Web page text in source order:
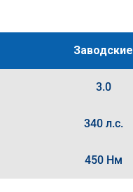
Заводские
3.0
340 л.с.
450 Нм